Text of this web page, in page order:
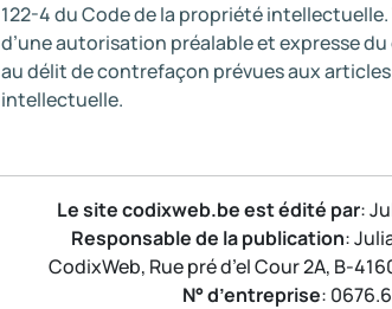
122-4 du Code de la propriété
d’une autorisation préalable et expresse
au délit de contrefaçon prévues aux
intellectuelle.
Le site codixweb.be est édité par:
Responsable de la publication:
CodixWeb, Rue pré d’el Cour 2A, B-
N° d’entreprise: